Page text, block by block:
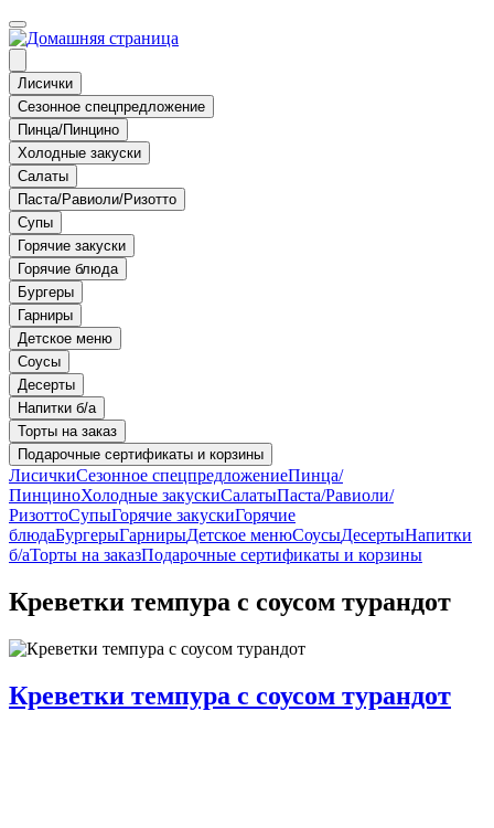
Лисички
Сезонное спецпредложение
Пинца/Пинцино
Холодные закуски
Салаты
Паста/Равиоли/Ризотто
Супы
Горячие закуски
Горячие блюда
Бургеры
Гарниры
Детское меню
Соусы
Десерты
Напитки б/а
Торты на заказ
Подарочные сертификаты и корзины
ЛисичкиСезонное спецпредложениеПинца/
ПинциноХолодные закускиСалатыПаста/Равиоли/
РизоттоСупыГорячие закускиГорячие
блюдаБургерыГарнирыДетское менюСоусыДесертыНапитки
б/аТорты на заказПодарочные сертификаты и корзины
Креветки темпура с соусом турандот
Креветки темпура с соусом турандот